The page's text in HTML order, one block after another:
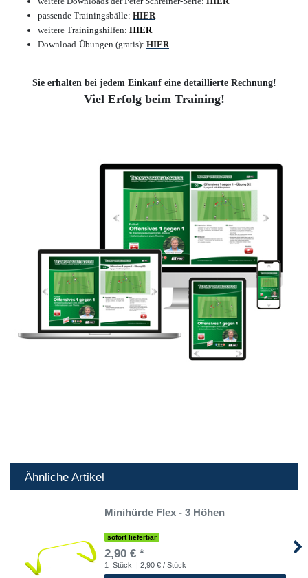
passende Trainingsbälle: HIER
weitere Trainingshilfen: HIER
Download-Übungen (gratis): HIER
Sie erhalten bei jedem Einkauf eine detaillierte Rechnung!
Viel Erfolg beim Training!
Ähnliche Artikel
Minihürde Flex - 3 Höhen
sofort lieferbar
2,90 € *
1 Stück | 2,90 € / Stück